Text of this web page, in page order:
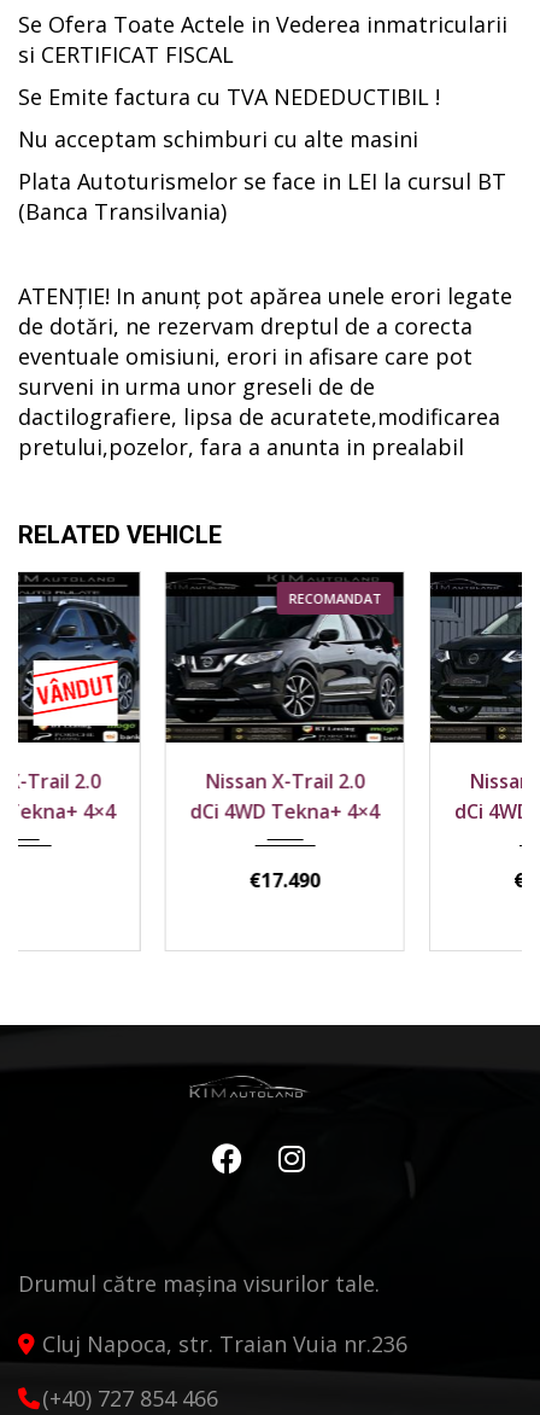
Se Ofera Toate Actele in Vederea inmatricularii
si CERTIFICAT FISCAL
Se Emite factura cu TVA NEDEDUCTIBIL !
Nu acceptam schimburi cu alte masini
Plata Autoturismelor se face in LEI la cursul BT
(Banca Transilvania)
ATENȚIE! In anunț pot apărea unele erori legate
de dotări, ne rezervam dreptul de a corecta
eventuale omisiuni, erori in afisare care pot
surveni in urma unor greseli de de
dactilografiere, lipsa de acuratete,modificarea
pretului,pozelor, fara a anunta in prealabil
RELATED VEHICLE
RECOMANDAT
164800 km
Nissan X-Trail 2.0
dCi 4WD Tekna+ 4×4
RECOMANDAT
143800 km
Nissan X-Trail 2.0
dCi 4WD Tekna+ 4×4
Drumul către mașina visurilor tale.
Cluj Napoca, str. Traian Vuia nr.236
(+40) 727 854 466